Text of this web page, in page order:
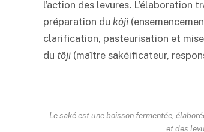
l’action des levures. L’élaboration
préparation du kôji
clarification, pasteurisation et
du tôji (maître sakéificateur,
Lesakéest une boisson fermentée,
et des